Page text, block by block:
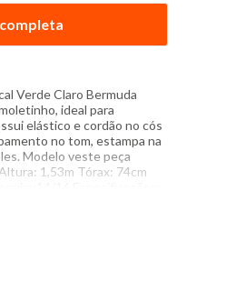
Verde Claro Bermuda
ideal para
elástico e cordão no cós
no tom, estampa na
Modelo veste peça
1,53m Tórax: 74cm
16 Especificações: -